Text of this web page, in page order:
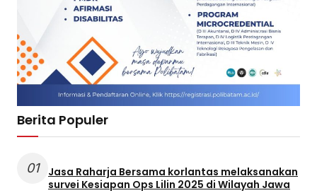
Berita Populer
01
Jasa Raharja Bersama korlantas melaksanakan
survei Kesiapan Ops Lilin 2025 di Wilayah Jawa